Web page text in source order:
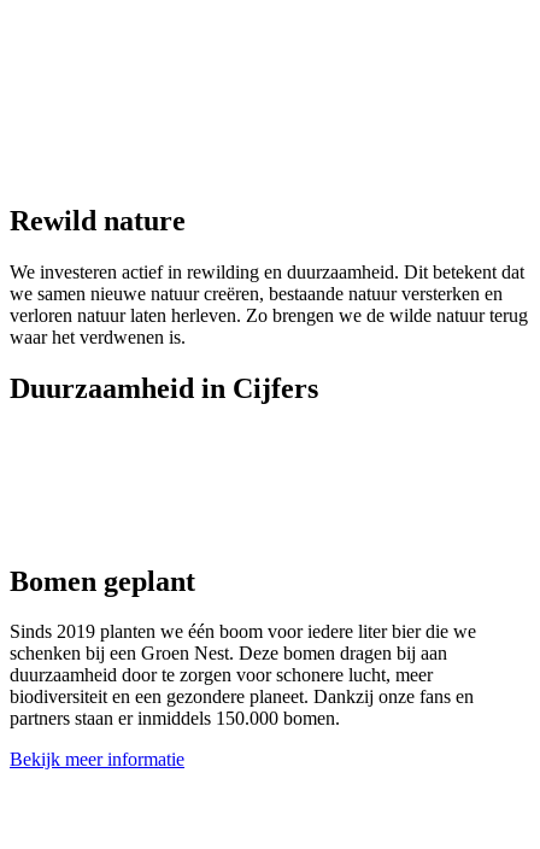
Rewild nature
We investeren actief in rewilding en duurzaamheid. Dit betekent dat
we samen nieuwe natuur creëren, bestaande natuur versterken en
verloren natuur laten herleven. Zo brengen we de wilde natuur terug
waar het verdwenen is.
Duurzaamheid in Cijfers
Bomen geplant
Sinds 2019 planten we één boom voor iedere liter bier die we
schenken bij een Groen Nest. Deze bomen dragen bij aan
duurzaamheid door te zorgen voor schonere lucht, meer
biodiversiteit en een gezondere planeet. Dankzij onze fans en
partners staan er inmiddels 150.000 bomen.
Bekijk meer informatie